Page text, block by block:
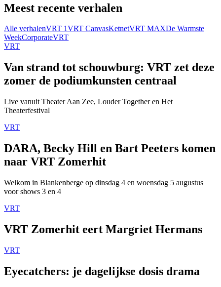
Meest recente verhalen
Alle verhalenVRT 1VRT CanvasKetnetVRT MAXDe Warmste
WeekCorporateVRT
VRT
Van strand tot schouwburg: VRT zet deze
zomer de podiumkunsten centraal
Live vanuit Theater Aan Zee, Louder Together en Het
Theaterfestival
VRT
DARA, Becky Hill en Bart Peeters komen
naar VRT Zomerhit
Welkom in Blankenberge op dinsdag 4 en woensdag 5 augustus
voor shows 3 en 4
VRT
VRT Zomerhit eert Margriet Hermans
VRT
Eyecatchers: je dagelijkse dosis drama